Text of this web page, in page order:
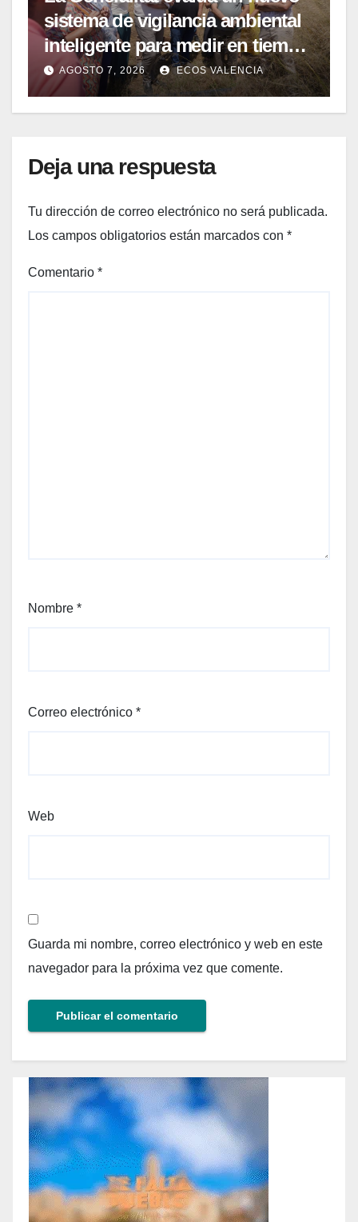
sistema de vigilancia ambiental
inteligente para medir en tiempo
real la calidad del agua de las
playas de la Comunitat
Valenciana
AGOSTO 7, 2026 ECOS VALENCIA
Deja una respuesta
Tu dirección de correo electrónico no será publicada.
Los campos obligatorios están marcados con *
Comentario *
Nombre *
Correo electrónico *
Web
Guarda mi nombre, correo electrónico y web en este
navegador para la próxima vez que comente.